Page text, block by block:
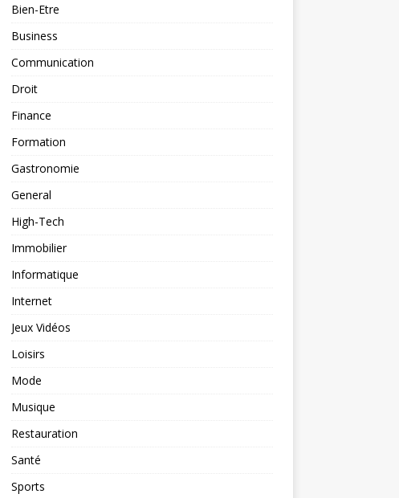
Bien-Etre
Business
Communication
Droit
Finance
Formation
Gastronomie
General
High-Tech
Immobilier
Informatique
Internet
Jeux Vidéos
Loisirs
Mode
Musique
Restauration
Santé
Sports